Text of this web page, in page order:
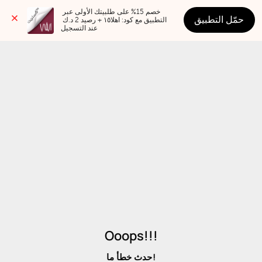
عند التسجيل
حمّل التطبيق
Ooops!!!
حدث خطأ ما!